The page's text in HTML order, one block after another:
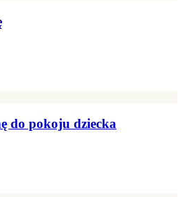
do pokoju dziecka